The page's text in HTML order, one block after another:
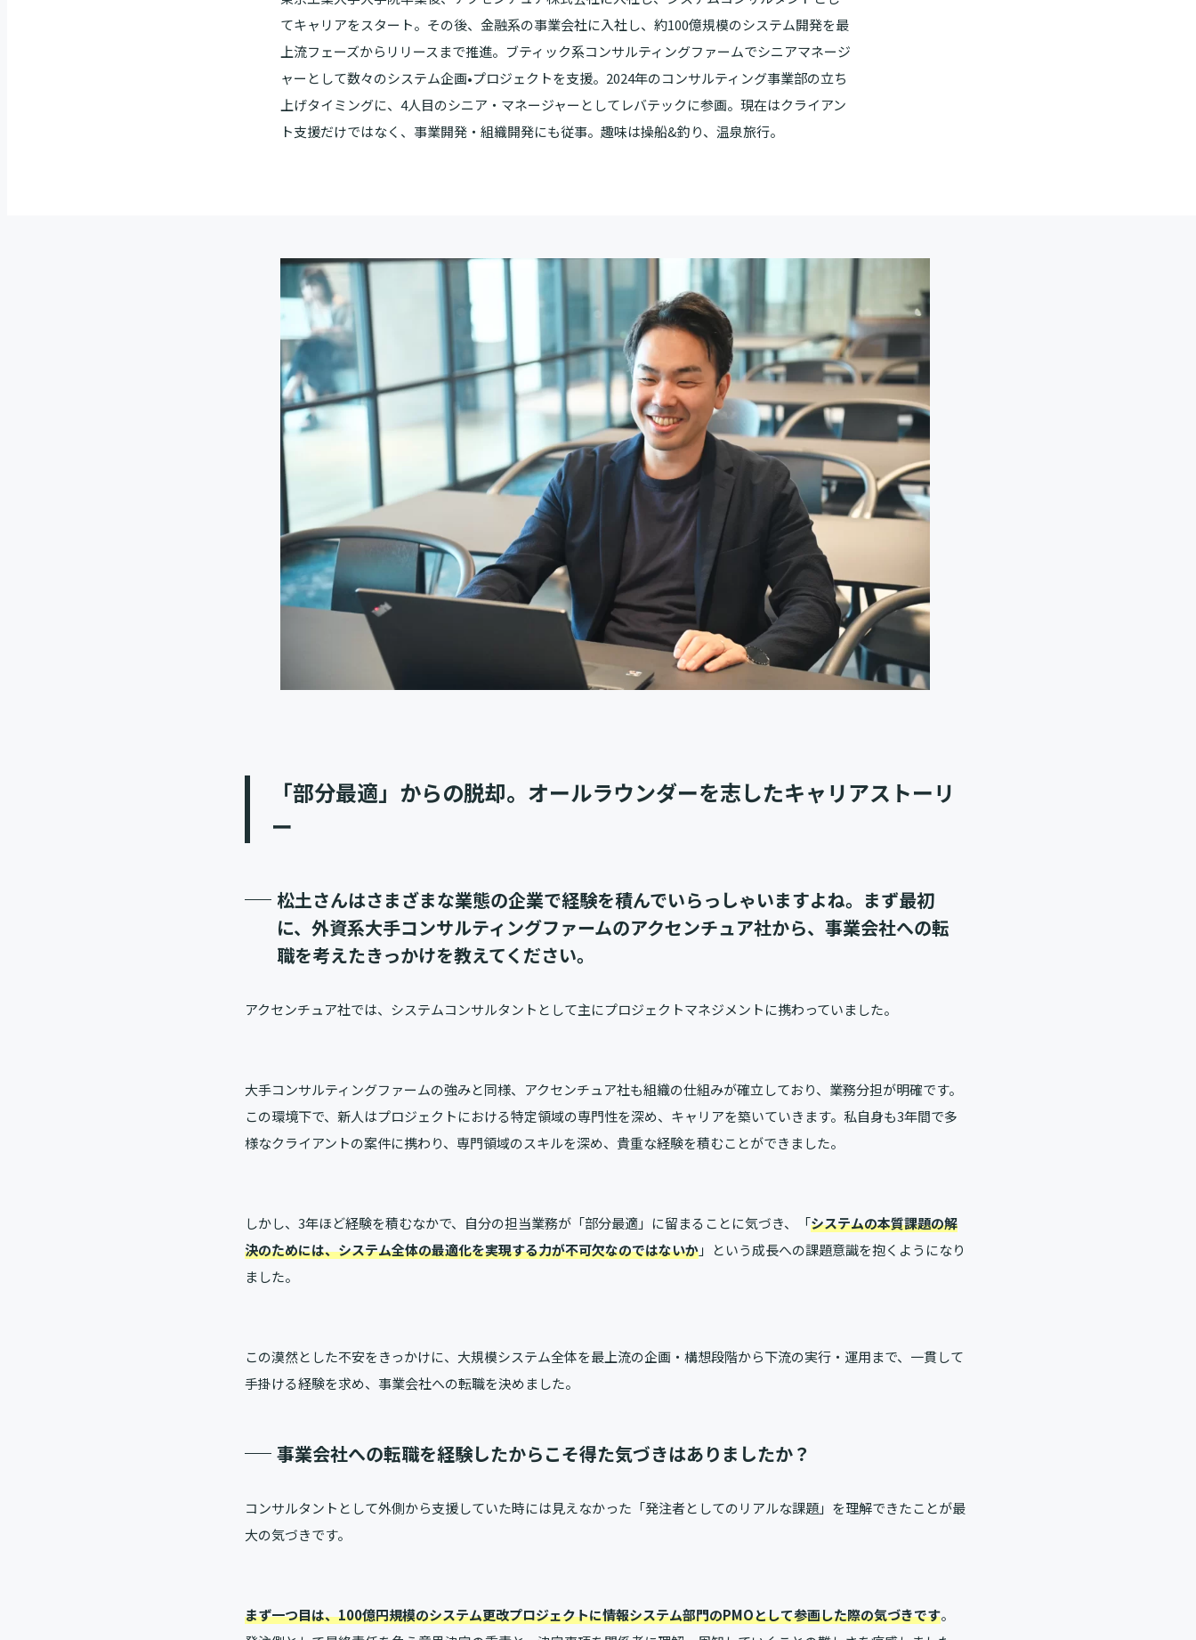
てキャリアをスタート。その後、金融系の事業会社に入社し、約100億規模のシステム開発を最
上流フェーズからリリースまで推進。ブティック系コンサルティングファームでシニアマネージ
ャーとして数々のシステム企画•プロジェクトを支援。2024年のコンサルティング事業部の立ち
上げタイミングに、4人目のシニア・マネージャーとしてレバテックに参画。現在はクライアン
ト支援だけではなく、事業開発・組織開発にも従事。趣味は操船&釣り、温泉旅行。
「部分最適」からの脱却。オールラウンダーを志したキャリアストーリ
ー
松土さんはさまざまな業態の企業で経験を積んでいらっしゃいますよね。まず最初
に、外資系大手コンサルティングファームのアクセンチュア社から、事業会社への転
職を考えたきっかけを教えてください。
アクセンチュア社では、システムコンサルタントとして主にプロジェクトマネジメントに携わっていました。
大手コンサルティングファームの強みと同様、アクセンチュア社も組織の仕組みが確立しており、業務分担が明確です。
この環境下で、新人はプロジェクトにおける特定領域の専門性を深め、キャリアを築いていきます。私自身も3年間で多
様なクライアントの案件に携わり、専門領域のスキルを深め、貴重な経験を積むことができました。
しかし、3年ほど経験を積むなかで、自分の担当業務が「部分最適」に留まることに気づき、「システムの本質課題の解
決のためには、システム全体の最適化を実現する力が不可欠なのではないか」という成長への課題意識を抱くようになり
ました。
この漠然とした不安をきっかけに、大規模システム全体を最上流の企画・構想段階から下流の実行・運用まで、一貫して
手掛ける経験を求め、事業会社への転職を決めました。
事業会社への転職を経験したからこそ得た気づきはありましたか？
コンサルタントとして外側から支援していた時には見えなかった「発注者としてのリアルな課題」を理解できたことが最
大の気づきです。
まず一つ目は、100億円規模のシステム更改プロジェクトに情報システム部門のPMOとして参画した際の気づきです。